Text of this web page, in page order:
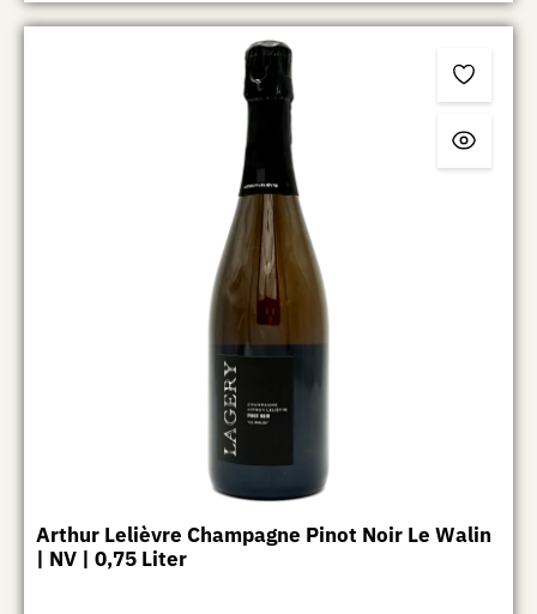
Arthur Lelièvre Champagne Pinot Noir Le Walin
| NV | 0,75 Liter